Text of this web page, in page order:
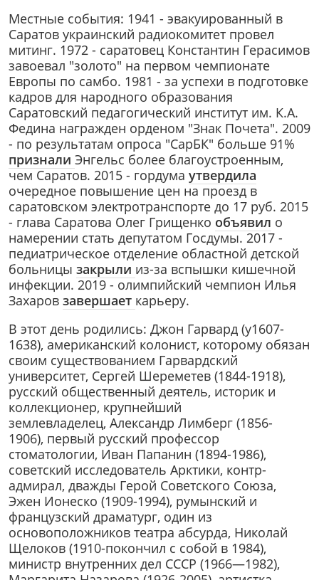
Местные события: 1941 - эвакуированный в
Саратов украинский радиокомитет провел
митинг. 1972 - саратовец Константин Герасимов
завоевал "золото" на первом чемпионате
Европы по самбо. 1981 - за успехи в подготовке
кадров для народного образования
Саратовский педагогический институт им. К.А.
Федина награжден орденом "Знак Почета". 2009
- по результатам опроса "СарБК" больше 91%
признали Энгельс более благоустроенным,
чем Саратов. 2015 - гордума утвердила
очередное повышение цен на проезд в
саратовском электротранспорте до 17 руб. 2015
- глава Саратова Олег Грищенко объявил о
намерении стать депутатом Госдумы. 2017 -
педиатрическое отделение областной детской
больницы закрыли из-за вспышки кишечной
инфекции. 2019 - олимпийский чемпион Илья
Захаров завершает карьеру.
В этот день родились: Джон Гарвард (у1607-
1638), американский колонист, которому обязан
своим существованием Гарвардский
университет, Сергей Шереметев (1844-1918),
русский общественный деятель, историк и
коллекционер, крупнейший
землевладелец, Александр Лимберг (1856-
1906), первый русский профессор
стоматологии, Иван Папанин (1894-1986),
советский исследователь Арктики, контр-
адмирал, дважды Герой Советского Союза,
Эжен Ионеско (1909-1994), румынский и
французский драматург, один из
основоположников театра абсурда, Николай
Щелоков (1910-покончил с собой в 1984),
министр внутренних дел СССР (1966—1982),